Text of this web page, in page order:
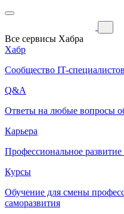
Все сервисы Хабра
Хабр
Сообщество IT-специалистов
Q&A
Ответы на любые вопросы
Карьера
Профессиональное
Курсы
Обучение для смены
саморазвития